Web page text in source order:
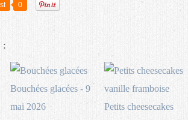
0
:
Bouchées glacées - 9
mai 2026
Petits cheesecakes